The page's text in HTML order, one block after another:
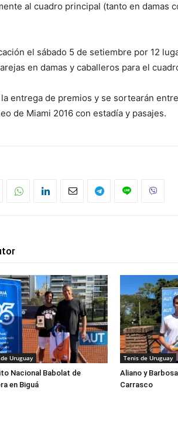
al cuadro principal (tanto en damas
el sábado 5 de setiembre por 12
en damas y caballeros para el
entrega de premios y se sortearán
de Miami 2016 con estadía y pasajes.
Uruguay
Nacional Babolat de
en Biguá
Tenis de Uruguay
Aliano y
Carrasco